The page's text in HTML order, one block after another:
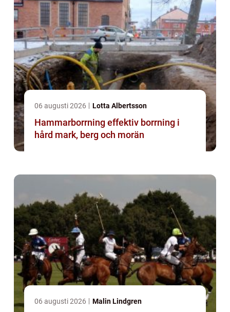
06 augusti 2026 Lotta Albertsson
Hammarborrning effektiv borrning i
hård mark, berg och morän
06 augusti 2026 Malin Lindgren